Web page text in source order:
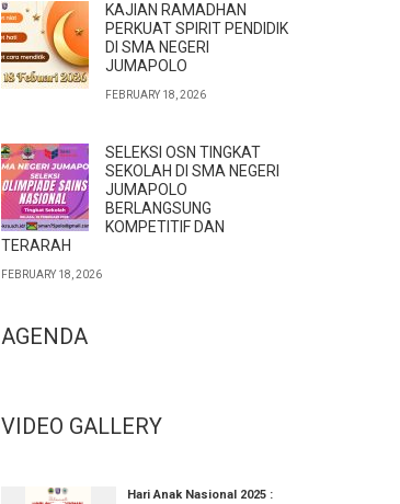
KAJIAN RAMADHAN
PERKUAT SPIRIT PENDIDIK
DI SMA NEGERI
JUMAPOLO
FEBRUARY 18, 2026
SELEKSI OSN TINGKAT
SEKOLAH DI SMA NEGERI
JUMAPOLO
BERLANGSUNG
KOMPETITIF DAN
TERARAH
FEBRUARY 18, 2026
AGENDA
VIDEO GALLERY
Hari Anak Nasional 2025 :